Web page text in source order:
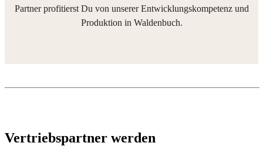
Partner profitierst Du von unserer Entwicklungskompetenz und
Produktion in Waldenbuch.
Vertriebspartner werden